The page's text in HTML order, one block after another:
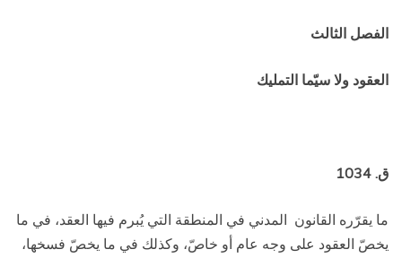
الفصل الثالث
العقود ولا سيّما التمليك
ق. 1034
ما يقرّره القانون المدني في المنطقة التي يُبرم فيها العقد، في ما
يخصّ العقود على وجه عام أو خاصّ، وكذلك في ما يخصّ فسخها،